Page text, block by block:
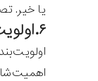
یا خیر.
۶.اولویت‌های‌تان را مدیریت کنید